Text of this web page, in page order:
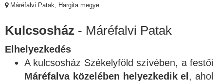
Máréfalvi Patak, Hargita megye
Kulcsosház - Máréfalvi Patak
Elhelyezkedés
A kulcsosház Székelyföld szívében, a festői
Máréfalva közelében helyezkedik el , ahol